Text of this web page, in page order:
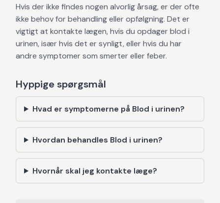
Hvis der ikke findes nogen alvorlig årsag, er der ofte
ikke behov for behandling eller opfølgning. Det er
vigtigt at kontakte lægen, hvis du opdager blod i
urinen, især hvis det er synligt, eller hvis du har
andre symptomer som smerter eller feber.
Hyppige spørgsmål
Hvad er symptomerne på Blod i urinen?
Hvordan behandles Blod i urinen?
Hvornår skal jeg kontakte læge?